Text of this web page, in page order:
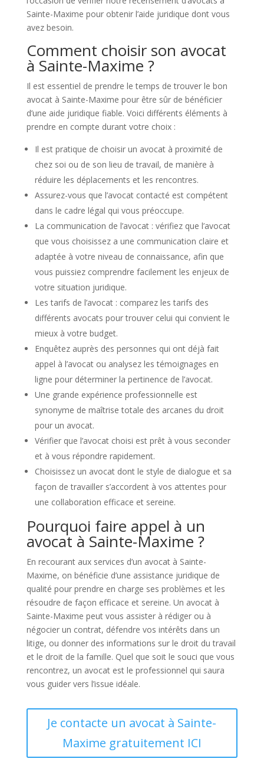
Sainte-Maxime pour obtenir l’aide juridique dont vous
avez besoin.
Comment choisir son avocat
à Sainte-Maxime ?
Il est essentiel de prendre le temps de trouver le bon
avocat à Sainte-Maxime pour être sûr de bénéficier
d’une aide juridique fiable. Voici différents éléments à
prendre en compte durant votre choix :
Il est pratique de choisir un avocat à proximité de
chez soi ou de son lieu de travail, de manière à
réduire les déplacements et les rencontres.
Assurez-vous que l’avocat contacté est compétent
dans le cadre légal qui vous préoccupe.
La communication de l’avocat : vérifiez que l’avocat
que vous choisissez a une communication claire et
adaptée à votre niveau de connaissance, afin que
vous puissiez comprendre facilement les enjeux de
votre situation juridique.
Les tarifs de l’avocat : comparez les tarifs des
différents avocats pour trouver celui qui convient le
mieux à votre budget.
Enquêtez auprès des personnes qui ont déjà fait
appel à l’avocat ou analysez les témoignages en
ligne pour déterminer la pertinence de l’avocat.
Une grande expérience professionnelle est
synonyme de maîtrise totale des arcanes du droit
pour un avocat.
Vérifier que l’avocat choisi est prêt à vous seconder
et à vous répondre rapidement.
Choisissez un avocat dont le style de dialogue et sa
façon de travailler s’accordent à vos attentes pour
une collaboration efficace et sereine.
Pourquoi faire appel à un
avocat à Sainte-Maxime ?
En recourant aux services d’un avocat à Sainte-
Maxime, on bénéficie d’une assistance juridique de
qualité pour prendre en charge ses problèmes et les
résoudre de façon efficace et sereine. Un avocat à
Sainte-Maxime peut vous assister à rédiger ou à
négocier un contrat, défendre vos intérêts dans un
litige, ou donner des informations sur le droit du travail
et le droit de la famille. Quel que soit le souci que vous
rencontrez, un avocat est le professionnel qui saura
vous guider vers l’issue idéale.
Je contacte un avocat à Sainte-
Maxime gratuitement ICI